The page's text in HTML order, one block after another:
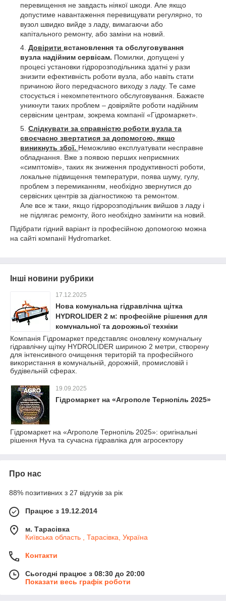
перевищення не завдасть ніякої шкоди. Але якщо
допустиме навантаження перевищувати регулярно, то
вузол швидко вийде з ладу, вимагаючи або
капітального ремонту, або заміни на новий.
Довірити встановлення та обслуговування
вузла надійним сервісам. Помилки, допущені у
процесі установки гідророзподільника здатні у рази
знизити ефективність роботи вузла, або навіть стати
причиною його передчасного виходу з ладу. Те саме
стосується і некомпетентного обслуговування. Бажаєте
уникнути таких проблем – довіряйте роботи надійним
сервісним центрам, зокрема компанії «Гідромаркет».
Слідкувати за справністю роботи вузла та
своєчасно звертатися за допомогою, якщо
виникнуть збої. Неможливо експлуатувати несправне
обладнання. Вже з появою перших неприємних
«симптомів», таких як зниження продуктивності роботи,
локальне підвищення температури, поява шуму, гулу,
проблем з перемиканням, необхідно звернутися до
сервісних центрів за діагностикою та ремонтом.
Але все ж таки, якщо гідророзподільник вийшов з ладу і
не підлягає ремонту, його необхідно замінити на новий.
Підібрати гідний варіант із професійною допомогою можна
на сайті компанії Hydromarket.
Інші новини рубрики
17.12.2025
Нова комунальна гідравлічна щітка
HYDROLIDER 2 м: професійне рішення для
комунальної та дорожньої техніки
Компанія Гідромаркет представляє оновлену комунальну
гідравлічну щітку HYDROLIDER шириною 2 метри, створену
для інтенсивного очищення територій та професійного
використання в комунальній, дорожній, промисловій і
будівельній сферах.
19.09.2025
Гідромаркет на «Агрополе Тернопіль 2025»
Гідромаркет на «Агрополе Тернопіль 2025»: оригінальні
рішення Hyva та сучасна гідравліка для агросектору
Про нас
88% позитивних з 27 відгуків за рік
Працює з 19.12.2014
м. Тарасівка
Київська область , Тарасівка, Україна
Контакти
Сьогодні працює з 08:30 до 20:00
Показати весь графік роботи